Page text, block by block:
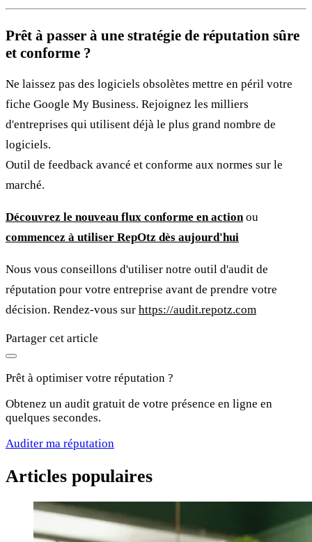
Prêt à passer à une stratégie de réputation sûre
et conforme ?
Ne laissez pas des logiciels obsolètes mettre en péril votre
fiche Google My Business. Rejoignez les milliers
d'entreprises qui utilisent déjà le plus grand nombre de
logiciels.
Outil de feedback avancé et conforme aux normes sur le
marché.
Découvrez le nouveau flux conforme en actionou
commencez à utiliser RepOtz dès aujourd'hui
Nous vous conseillons d'utiliser notre outil d'audit de
réputation pour votre entreprise avant de prendre votre
décision. Rendez-vous sur https://audit.repotz.com
Partager cet article
Prêt à optimiser votre réputation ?
Obtenez un audit gratuit de votre présence en ligne en
quelques secondes.
Auditer ma réputation
Articles populaires